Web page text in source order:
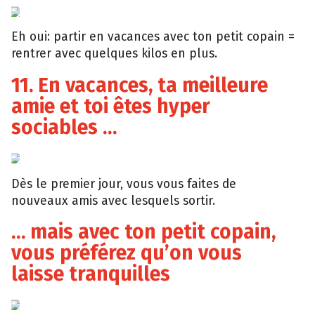
Tumblr
Eh oui: partir en vacances avec ton petit copain =
rentrer avec quelques kilos en plus.
11. En vacances, ta meilleure
amie et toi êtes hyper
sociables …
Tumblr
Dès le premier jour, vous vous faites de
nouveaux amis avec lesquels sortir.
… mais avec ton petit copain,
vous préférez qu’on vous
laisse tranquilles
Tumblr